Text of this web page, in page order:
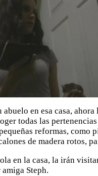
en esa casa, ahora
todas las
reformas, como
de madera rotos,
en la casa, la irán
Steph.